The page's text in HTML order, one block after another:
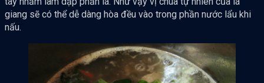
giang sẽ có thể dễ dàng hòa đều vào trong phần nước lẩu khi
nấu.